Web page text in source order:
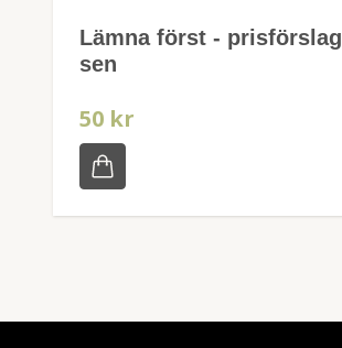
Lämna först - prisförslag
sen
50 kr